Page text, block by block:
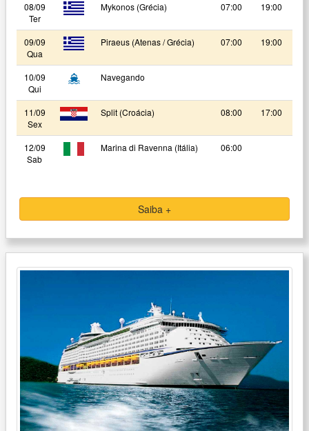
08/09
Ter
Mykonos (Grécia) 07:00 19:00
09/09
Qua
Piraeus (Atenas / Grécia) 07:00 19:00
10/09
Qui
Navegando
11/09
Sex
Split (Croácia) 08:00 17:00
12/09
Sab
Marina di Ravenna (Itália) 06:00
Saiba +